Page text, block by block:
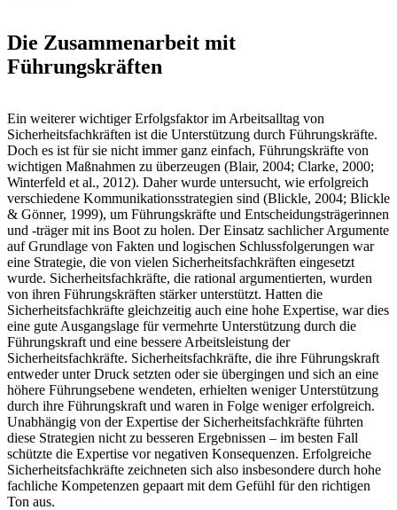
Die Zusammenarbeit mit
Führungskräften
Ein weiterer wichtiger Erfolgsfaktor im Arbeitsalltag von
Sicherheitsfachkräften ist die Unterstützung durch Führungskräfte.
Doch es ist für sie nicht immer ganz einfach, Führungskräfte von
wichtigen Maßnahmen zu überzeugen (Blair, 2004; Clarke, 2000;
Winterfeld et al., 2012). Daher wurde untersucht, wie erfolgreich
verschiedene Kommunikationsstrategien sind (Blickle, 2004; Blickle
& Gönner, 1999), um Führungskräfte und Entscheidungsträgerinnen
und -träger mit ins Boot zu holen. Der Einsatz sachlicher Argumente
auf Grundlage von Fakten und logischen Schlussfolgerungen war
eine Strategie, die von vielen Sicherheitsfachkräften eingesetzt
wurde. Sicherheitsfachkräfte, die rational argumentierten, wurden
von ihren Führungskräften stärker unterstützt. Hatten die
Sicherheitsfachkräfte gleichzeitig auch eine hohe Expertise, war dies
eine gute Ausgangslage für vermehrte Unterstützung durch die
Führungskraft und eine bessere Arbeitsleistung der
Sicherheitsfachkräfte. Sicherheitsfachkräfte, die ihre Führungskraft
entweder unter Druck setzten oder sie übergingen und sich an eine
höhere Führungsebene wendeten, erhielten weniger Unterstützung
durch ihre Führungskraft und waren in Folge weniger erfolgreich.
Unabhängig von der Expertise der Sicherheitsfachkräfte führten
diese Strategien nicht zu besseren Ergebnissen – im besten Fall
schützte die Expertise vor negativen Konsequenzen. Erfolgreiche
Sicherheitsfachkräfte zeichneten sich also insbesondere durch hohe
fachliche Kompetenzen gepaart mit dem Gefühl für den richtigen
Ton aus.